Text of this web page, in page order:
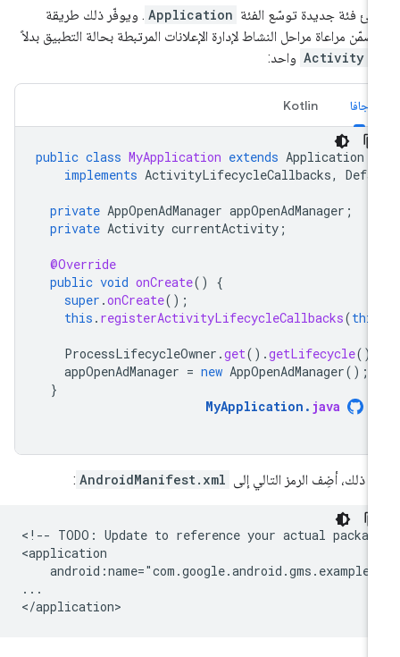
فئة جديدة توسّع الفئة Application . ويوفّر ذلك طريقة
مراعاة مراحل النشاط لإدارة الإعلانات المرتبطة بحالة التطبيق بدلاً
Activity واحد:
Kotlin
public class MyApplication extends Application
implements ActivityLifecycleCallbacks,
private AppOpenAdManager appOpenAdManager
private Activity currentActivity
@Override
public void onCreate ()
super.onCreate
this.registerActivityLifecycleCallbacks(
ProcessLifecycleOwner.get().getLifecycle
appOpenAdManager
= new AppOpenAdManager
MyApplication.java
ذلك، أضِف الرمز التالي إلى AndroidManifest.xml
:
<!-- TODO: Update to reference your actual